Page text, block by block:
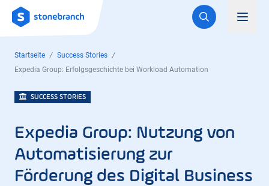
Logo
Startseite
Success Stories
Expedia Group: Erfolgsgeschichte bei Workload Automation
SUCCESS STORIES
Expedia Group: Nutzung von
Automatisierung zur
Förderung des Digital Business